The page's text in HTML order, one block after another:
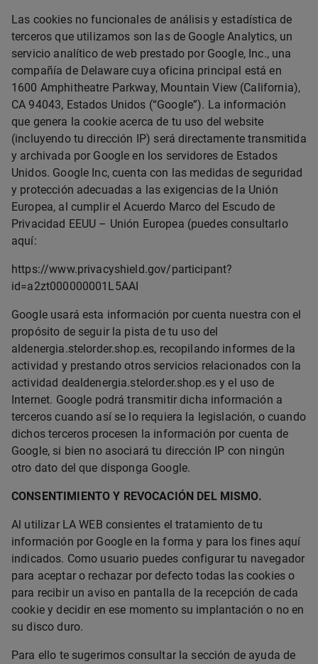
Las cookies no funcionales de análisis y estadística de
terceros que utilizamos son las de Google Analytics, un
servicio analítico de web prestado por Google, Inc., una
compañía de Delaware cuya oficina principal está en
1600 Amphitheatre Parkway, Mountain View (California),
CA 94043, Estados Unidos (“Google”). La información
que genera la cookie acerca de tu uso del website
(incluyendo tu dirección IP) será directamente transmitida
y archivada por Google en los servidores de Estados
Unidos. Google Inc, cuenta con las medidas de seguridad
y protección adecuadas a las exigencias de la Unión
Europea, al cumplir el Acuerdo Marco del Escudo de
Privacidad EEUU – Unión Europea (puedes consultarlo
aquí:
https://www.privacyshield.gov/participant?
id=a2zt000000001L5AAI
Google usará esta información por cuenta nuestra con el
propósito de seguir la pista de tu uso del
aldenergia.stelorder.shop.es, recopilando informes de la
actividad y prestando otros servicios relacionados con la
actividad dealdenergia.stelorder.shop.es y el uso de
Internet. Google podrá transmitir dicha información a
terceros cuando así se lo requiera la legislación, o cuando
dichos terceros procesen la información por cuenta de
Google, si bien no asociará tu dirección IP con ningún
otro dato del que disponga Google.
CONSENTIMIENTO Y REVOCACIÓN DEL MISMO.
Al utilizar LA WEB consientes el tratamiento de tu
información por Google en la forma y para los fines aquí
indicados. Como usuario puedes configurar tu navegador
para aceptar o rechazar por defecto todas las cookies o
para recibir un aviso en pantalla de la recepción de cada
cookie y decidir en ese momento su implantación o no en
su disco duro.
Para ello te sugerimos consultar la sección de ayuda de